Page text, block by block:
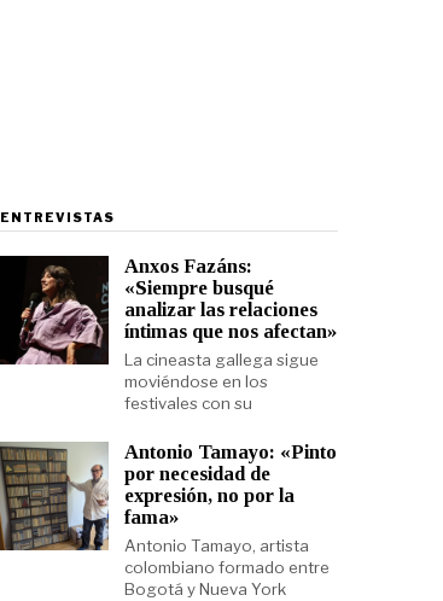
ENTREVISTAS
Anxos Fazáns:
«Siempre busqué
analizar las relaciones
íntimas que nos afectan»
La cineasta gallega sigue
moviéndose en los
festivales con su
Antonio Tamayo: «Pinto
por necesidad de
expresión, no por la
fama»
Antonio Tamayo, artista
colombiano formado entre
Bogotá y Nueva York